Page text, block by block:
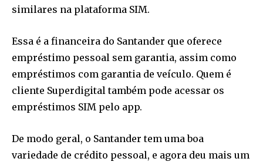
similares na plataforma SIM.
Essa é a financeira do Santander que oferece
empréstimo pessoal sem garantia, assim como
empréstimos com garantia de veículo. Quem é
cliente Superdigital também pode acessar os
empréstimos SIM pelo app.
De modo geral, o Santander tem uma boa
variedade de crédito pessoal, e agora deu mais um